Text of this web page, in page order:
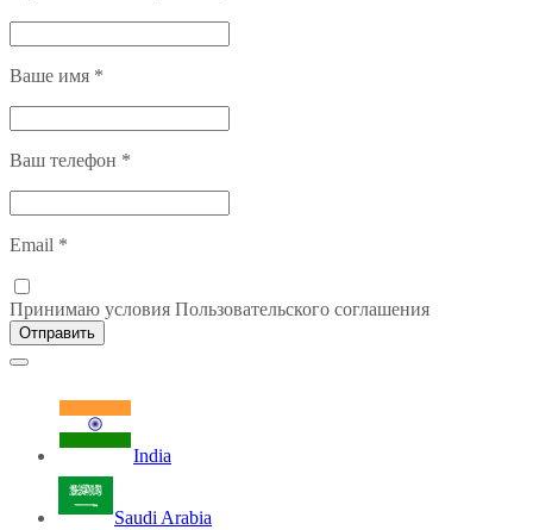
Ваше имя *
Ваш телефон *
Email *
Принимаю условия Пользовательского соглашения
Отправить
India
Saudi Arabia